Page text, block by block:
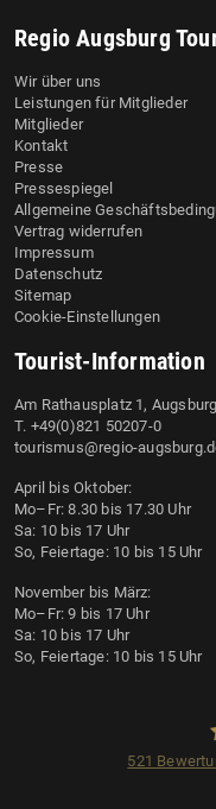
Regio Augsburg
Wir über uns
Leistungen für Mitglieder
Mitglieder
Kontakt
Presse
Pressespiegel
Allgemeine
Vertrag widerrufen
Impressum
Datenschutz
Sitemap
Cookie-Einstellungen
Tourist-Information
Am Rathausplatz 1, Augsburg
T. +49(0)821 50207-0
tourismus@regio-
April bis Oktober:
Mo–Fr: 8.30 bis 17.30 Uhr
Sa: 10 bis 17 Uhr
So, Feiertage: 10 bis 15 Uhr
November bis März:
Mo–Fr: 9 bis 17 Uhr
Sa: 10 bis 17 Uhr
So, Feiertage: 10 bis 15 Uhr
521